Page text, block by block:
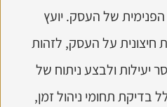
של העסק. יועץ
חיצונית על העסק, לזהות
יעילות ולבצע ניתוח של
בדיקת תחומי ניהול זמן,